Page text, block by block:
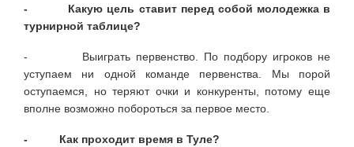
- Какую цель ставит перед собой молодежка в
турнирной таблице?
- Выиграть первенство. По подбору игроков не
уступаем ни одной команде первенства. Мы порой
оступаемся, но теряют очки и конкуренты, потому еще
вполне возможно побороться за первое место.
- Как проходит время в Туле?